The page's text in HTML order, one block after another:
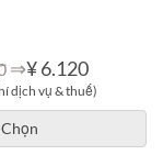
⇒¥ 6.120
dịch vụ & thuế)
Chọn